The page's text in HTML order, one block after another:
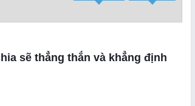
sẽ thẳng thắn và khẳng định